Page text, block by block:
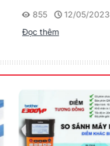
855
12/05/2023
Đọc thêm